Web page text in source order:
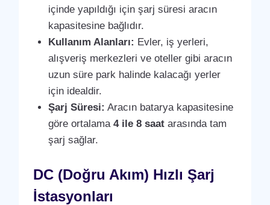
içinde yapıldığı için şarj süresi aracın
kapasitesine bağlıdır.
Kullanım Alanları: Evler, iş yerleri,
alışveriş merkezleri ve oteller gibi aracın
uzun süre park halinde kalacağı yerler
için idealdir.
Şarj Süresi: Aracın batarya kapasitesine
göre ortalama4 ile 8 saat arasında tam
şarj sağlar.
DC (Doğru Akım) Hızlı Şarj
İstasyonları